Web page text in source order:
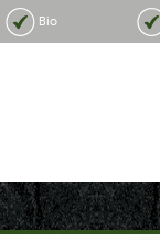
Bio